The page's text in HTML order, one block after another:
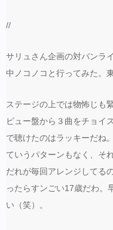
//
サリュさん企画の対バンラ
中ノコノコと行ってみた。
ステージの上では物怖じも
ビュー盤から３曲をチョイ
で聴けたのはラッキーだね
ていうパターンもなく、そ
だれが毎回アレンジしてる
ったらすンごい17歳だわ。
い（笑）。